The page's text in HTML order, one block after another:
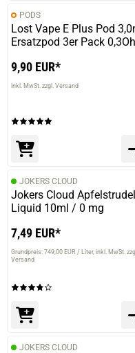
PODS
Lost Vape E Plus Pod
Ersatzpod 3er Pack
9,90 EUR*
inkl. MwSt. zzgl. Versand
JOKERS CLOUD
Jokers Cloud Apfelstrudel
Liquid 10ml / 0 mg
7,49 EUR*
Grundpreis: 749,00 EUR / Liter inkl. MwSt. zzgl.
Versand
JOKERS CLOUD